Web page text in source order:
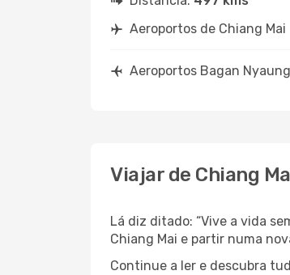
Aeroportos de Chiang Mai
Aeroportos Bagan
Viajar de Chiang
Lá diz ditado: “Vive a vida
Chiang Mai e partir numa
Continue a ler e descubra